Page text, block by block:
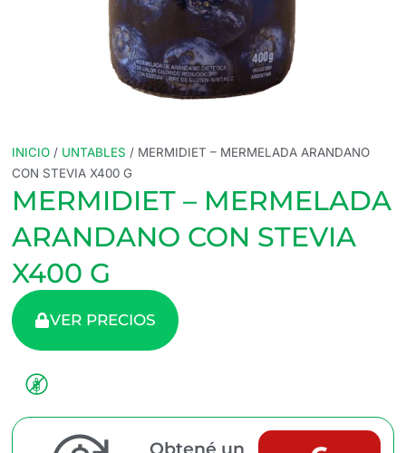
INICIO / UNTABLES / MERMIDIET – MERMELADA ARANDANO
CON STEVIA X400 G
MERMIDIET – MERMELADA
ARANDANO CON STEVIA
X400 G
VER PRECIOS